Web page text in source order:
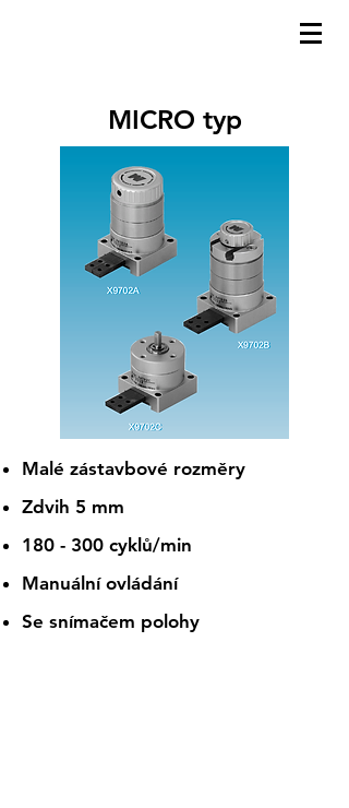
MICRO typ
Malé zástavbové rozměry
Zdvih 5 mm
180 - 300 cyklů/min
Manuální ovládání
Se snímačem polohy